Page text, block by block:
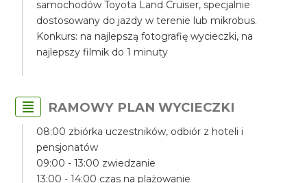
samochodów Toyota Land Cruiser, specjalnie
dostosowany do jazdy w terenie lub mikrobus.
Konkurs: na najlepszą fotografię wycieczki, na
najlepszy filmik do 1 minuty
RAMOWY PLAN WYCIECZKI
08:00 zbiórka uczestników, odbiór z hoteli i
pensjonatów
09:00 - 13:00 zwiedzanie
13:00 - 14:00 czas na plażowanie